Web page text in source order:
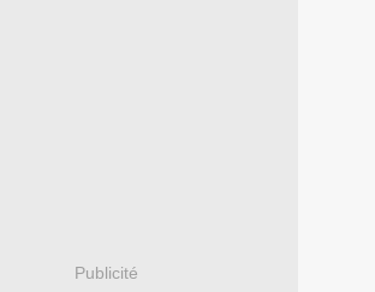
Publicité